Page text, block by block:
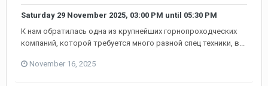
Saturday 29 November 2025, 03:00 PM until 05:30 PM
К нам обратилась одна из крупнейших горнопроходческих
компаний, которой требуется много разной спец техники, в...
November 16, 2025